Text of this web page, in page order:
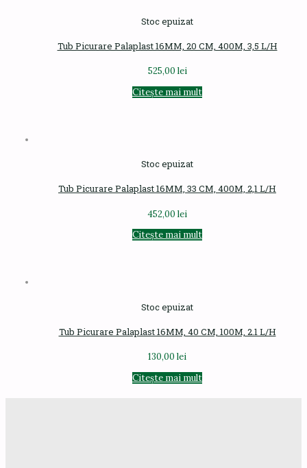
Stoc epuizat
Tub Picurare Palaplast 16MM, 20 CM, 400M, 3,5 L/H
525,00 lei
Citește mai mult
Stoc epuizat
Tub Picurare Palaplast 16MM, 33 CM, 400M, 2,1 L/H
452,00 lei
Citește mai mult
Stoc epuizat
Tub Picurare Palaplast 16MM, 40 CM, 100M, 2.1 L/H
130,00 lei
Citește mai mult